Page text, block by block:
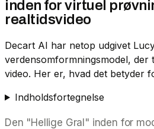
inden for virtuel
realtidsvideo
Decart AI har netop udgivet
verdensomformningsmodel, der
video. Her er, hvad det betyder
Indholdsfortegnelse
Den "Hellige Gral" inden for